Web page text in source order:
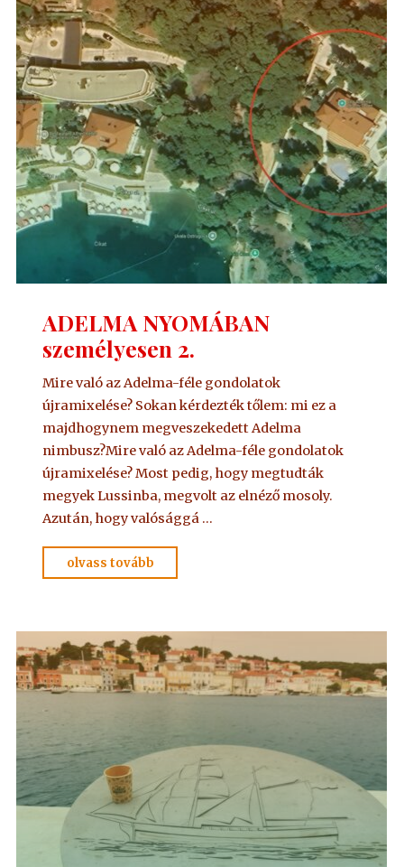
ADELMA NYOMÁBAN
személyesen 2.
Mire való az Adelma-féle gondolatok
újramixelése? Sokan kérdezték tőlem: mi ez a
majdhogynem megveszekedett Adelma
nimbusz?Mire való az Adelma-féle gondolatok
újramixelése? Most pedig, hogy megtudták
megyek Lussinba, megvolt az elnéző mosoly.
Azután, hogy valósággá …
olvass tovább
NYOMÁBAN
2."